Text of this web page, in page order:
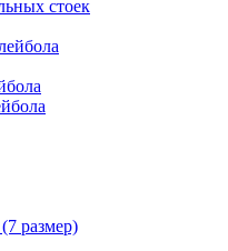
стоек
размер)